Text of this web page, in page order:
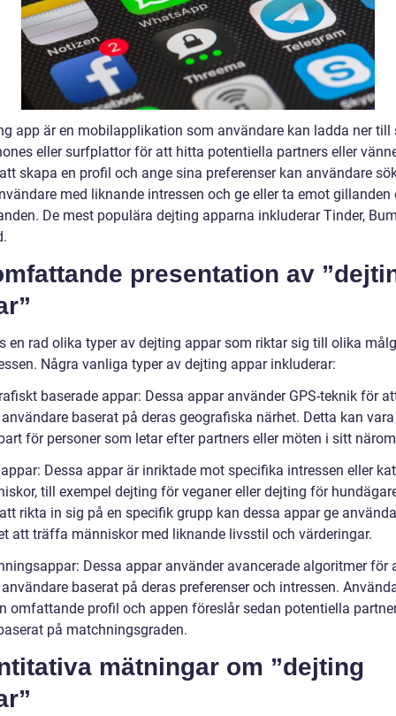
app är en mobilapplikation som användare kan ladda ner till
eller surfplattor för att hitta potentiella partners eller
skapa en profil och ange sina preferenser kan användare
med liknande intressen och ge eller ta emot gillanden
De mest populära dejting apparna inkluderar Tinder,
presentation av
en rad olika typer av dejting appar som riktar sig till olika
Några vanliga typer av dejting appar inkluderar:
baserade appar: Dessa appar använder GPS-teknik för
baserat på deras geografiska närhet. Detta kan
för personer som letar efter partners eller möten i sitt
Dessa appar är inriktade mot specifika intressen eller
till exempel dejting för veganer eller dejting för
rikta in sig på en specifik grupp kan dessa appar ge
att träffa människor med liknande livsstil och värderingar.
Dessa appar använder avancerade algoritmer för
baserat på deras preferenser och intressen.
omfattande profil och appen föreslår sedan potentiella
på matchningsgraden.
mätningar om ”dejting